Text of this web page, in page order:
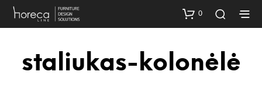
0
staliukas-kolonėlė